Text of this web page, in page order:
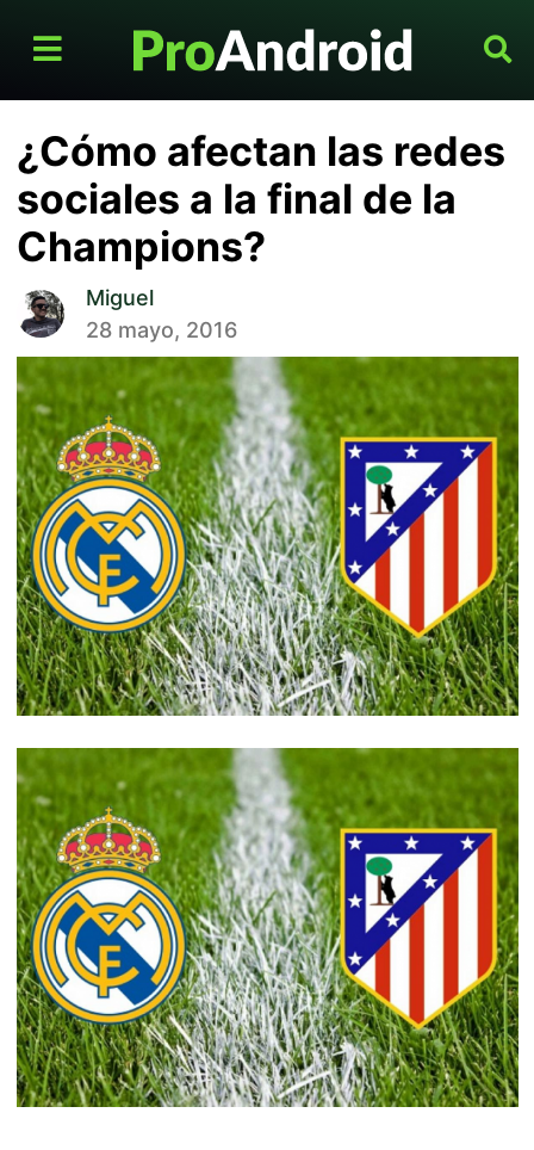
¿Cómo afectan las redes
sociales a la final de la
Champions?
Miguel
28 mayo, 2016